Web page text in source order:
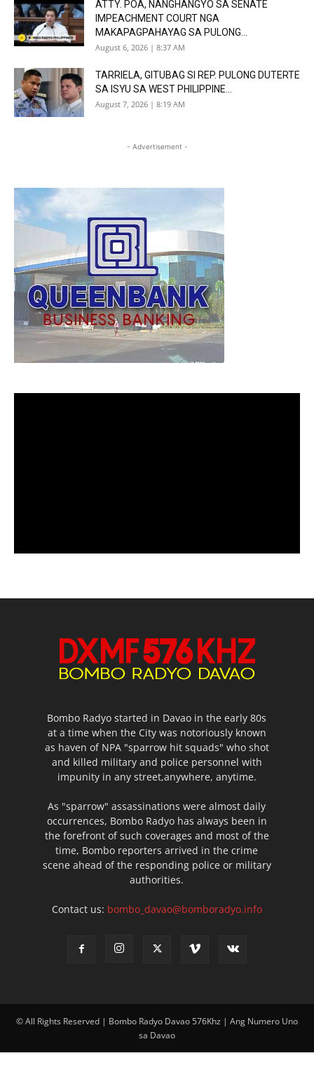
ATTY. POA, NANGHANGYO SA SENATE
IMPEACHMENT COURT NGA
MAKAPAGPAHAYAG SA PULONG...
August 6, 2026 | 8:37 AM
TARRIELA, GITUBAG SI REP. PULONG DUTERTE
SA ISYU SA WEST PHILIPPINE...
August 7, 2026 | 8:19 AM
- Advertisement -
Bombo Radyo started in Davao in the early 80s
at a time when the City was notoriously known
as haven of NPA "sparrow hit squads" who shot
and killed military and police personnel with
impunity in any street,anywhere, anytime.
As "sparrow" assassinations were almost daily
occurrences, Bombo Radyo has always been in
the forefront of such coverages and most of the
time, Bombo reporters arrived in the crime
scene ahead of the responding police or military
authorities.
Contact us: bombo_davao@bomboradyo.info
© All Rights Reserved | Bombo Radyo Davao 576Khz | Ang Numero Uno
sa Davao